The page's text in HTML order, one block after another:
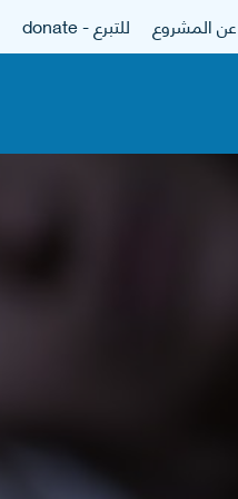
عن المشروع للتبرع - donate